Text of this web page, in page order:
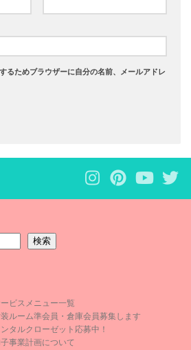
るためブラウザーに自分の名前、メールアドレ
検索
ビスメニュー一覧
ルーム準会員・倉庫会員募集します
タルクローゼット応募中！
事業計画について